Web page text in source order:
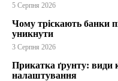
5 Серпня 2026
Чому тріскають банки
уникнути
3 Серпня 2026
Прикатка ґрунту: види
налаштування